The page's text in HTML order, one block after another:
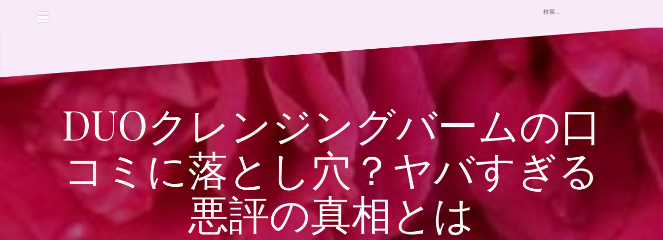
キ
検
索:
DUOクレンジングバームの口
コミに落とし穴？ヤバすぎる
悪評の真相とは